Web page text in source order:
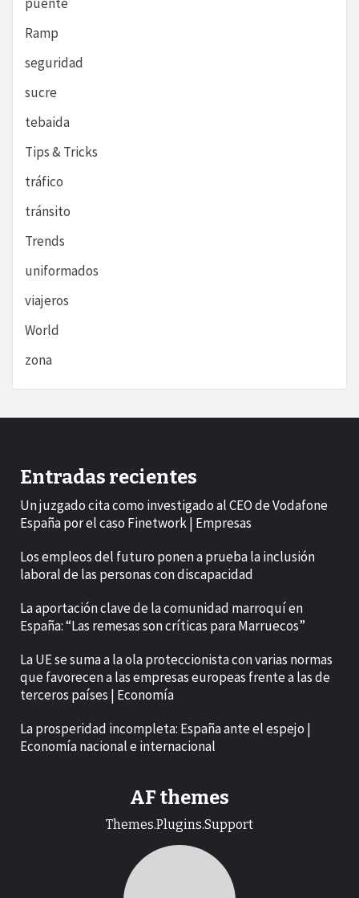
Ramp
seguridad
sucre
tebaida
Tips & Tricks
tráfico
tránsito
Trends
uniformados
viajeros
World
zona
Entradas recientes
Un juzgado cita como investigado al CEO de Vodafone
España por el caso Finetwork | Empresas
Los empleos del futuro ponen a prueba la inclusión
laboral de las personas con discapacidad
La aportación clave de la comunidad marroquí en
España: “Las remesas son críticas para Marruecos”
La UE se suma a la ola proteccionista con varias normas
que favorecen a las empresas europeas frente a las de
terceros países | Economía
La prosperidad incompleta: España ante el espejo |
Economía nacional e internacional
AF themes
Themes.Plugins.Support